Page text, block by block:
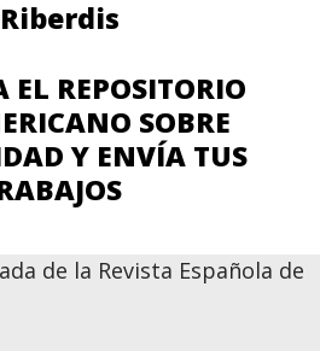
EL REPOSITORIO
SOBRE
Y ENVÍA TUS